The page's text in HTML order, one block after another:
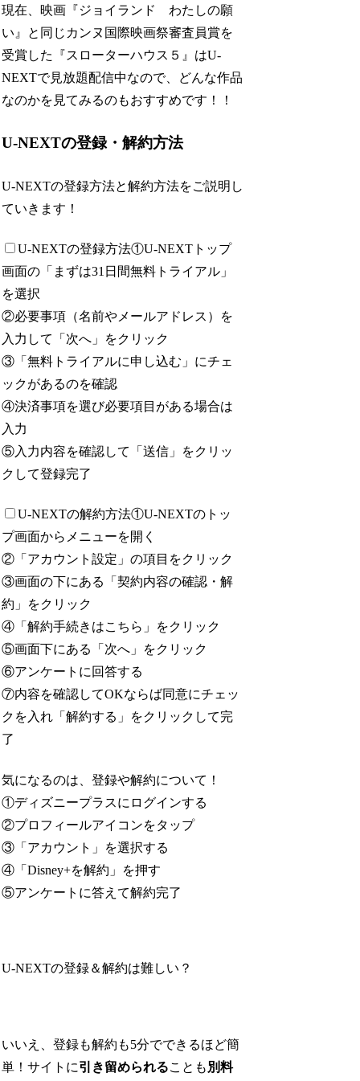
現在、映画『ジョイランド わたしの願
い』と同じカンヌ国際映画祭審査員賞を
受賞した『スローターハウス５』はU-
NEXTで見放題配信中なので、どんな作品
なのかを見てみるのもおすすめです！！
U-NEXTの登録・解約方法
U-NEXTの登録方法と解約方法をご説明し
ていきます！
U-NEXTの登録方法①U-NEXTトップ
画面の「まずは31日間無料トライアル」
を選択
②必要事項（名前やメールアドレス）を
入力して「次へ」をクリック
③「無料トライアルに申し込む」にチェ
ックがあるのを確認
④決済事項を選び必要項目がある場合は
入力
⑤入力内容を確認して「送信」をクリッ
クして登録完了
U-NEXTの解約方法①U-NEXTのトッ
プ画面からメニューを開く
②「アカウント設定」の項目をクリック
③画面の下にある「契約内容の確認・解
約」をクリック
④「解約手続きはこちら」をクリック
⑤画面下にある「次へ」をクリック
⑥アンケートに回答する
⑦内容を確認してOKならば同意にチェッ
クを入れ「解約する」をクリックして完
了
気になるのは、登録や解約について！
①ディズニープラスにログインする
②プロフィールアイコンをタップ
③「アカウント」を選択する
④「Disney+を解約」を押す
⑤アンケートに答えて解約完了
U-NEXTの登録＆解約は難しい？
いいえ、登録も解約も5分でできるほど簡
単！サイトに引き留められることも 別料